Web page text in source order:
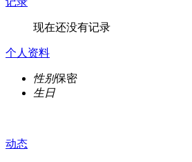
现在还没有记录
个人资料
性别保密
生日
动态